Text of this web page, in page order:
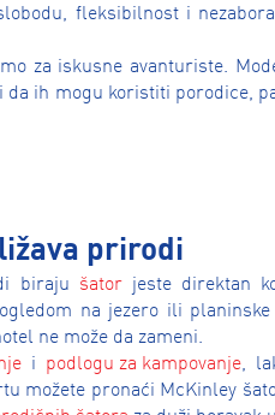
fleksibilnost i
za iskusne avanturiste.
ih mogu koristiti porodice,
prirodi
biraju šatorjeste direktan
na jezero ili
ne može da zameni.
i podlogu za kampovanje,
možete pronaći McKinley